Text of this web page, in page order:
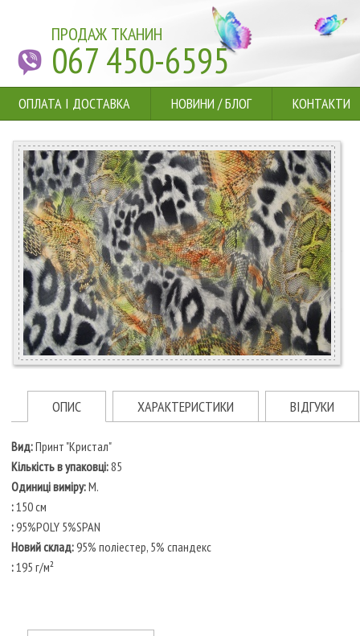
ПРОДАЖ ТКАНИН
067 450-6595
ОПЛАТА І ДОСТАВКА НОВИНИ /БЛОГ КОНТАКТИ
ОПИС ХАРАКТЕРИСТИКИ ВІДГУКИ
Вид:Принт "Кристал"
Кількість в упаковці:85
Одиниці виміру:M.
:150 см
:95%POLY 5%SPAN
Новий склад:95% поліестер, 5% спандекс
:195 г/м²